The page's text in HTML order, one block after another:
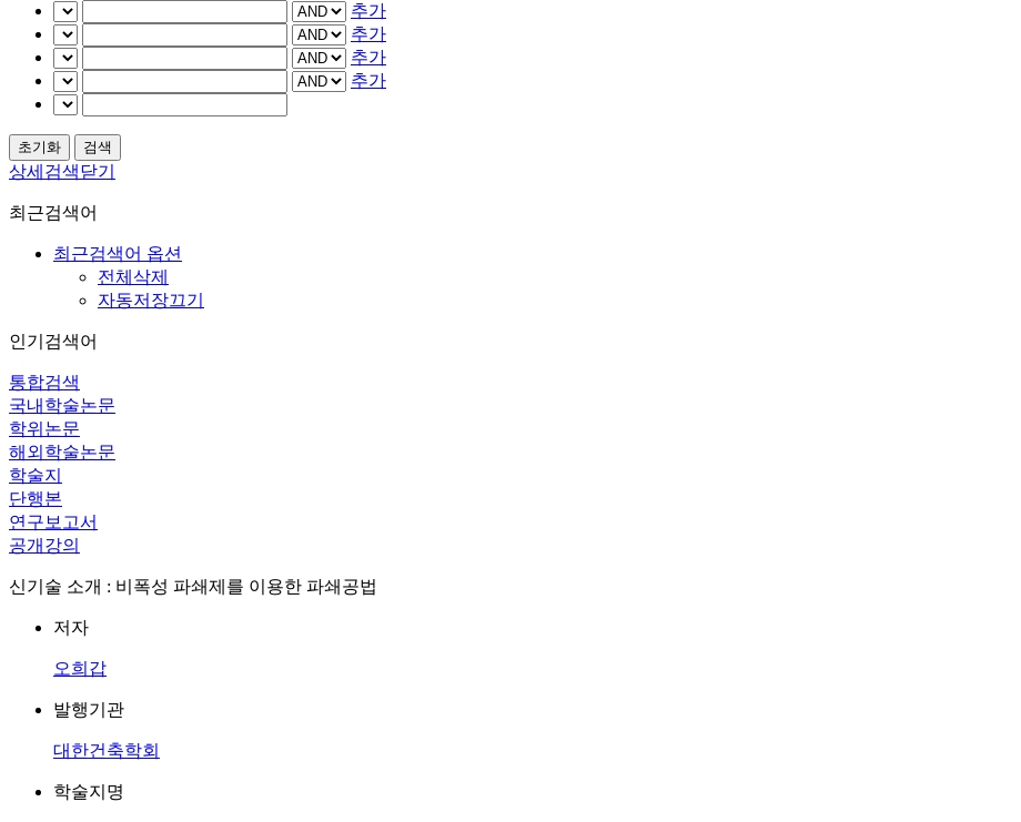
추가
추가
추가
추가
상세검색닫기
최근검색어
최근검색어 옵션
전체삭제
자동저장끄기
인기검색어
통합검색
국내학술논문
학위논문
해외학술논문
학술지
단행본
연구보고서
공개강의
신기술 소개 : 비폭성 파쇄제를 이용한 파쇄공법
저자
오희갑
발행기관
대한건축학회
학술지명